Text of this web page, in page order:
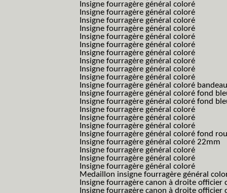
Insigne fourragère général coloré
Insigne fourragère général coloré
Insigne fourragère général coloré
Insigne fourragère général coloré
Insigne fourragère général coloré
Insigne fourragère général coloré
Insigne fourragère général coloré
Insigne fourragère général coloré
Insigne fourragère général coloré
Insigne fourragère général coloré
Insigne fourragère général coloré
Insigne fourragère général coloré fond
Insigne fourragère général coloré fond
Insigne fourragère général coloré
Insigne fourragère général coloré
Insigne fourragère général coloré
Insigne fourragère général coloré fond
Insigne fourragère général coloré 22mm
Insigne fourragère général coloré
Insigne fourragère général coloré
Insigne fourragère général coloré
Medaillon insigne fourragère général
Insigne fourragère canon à droite
Insigne fourragère canon à droite